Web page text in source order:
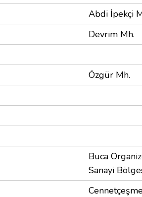
Abdi İpekçi
Devrim Mh.
Özgür Mh.
Buca
Sanayi